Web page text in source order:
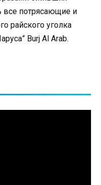
все потрясающие и
райского уголка
Burj Al Arab.